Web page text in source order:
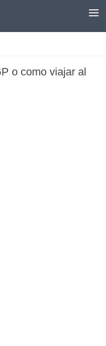
o como viajar al